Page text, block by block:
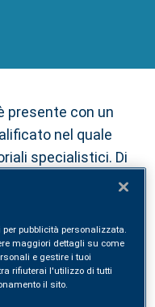
presente con un
nel quale
specialistici. Di
47921
pubblicità personalizzata.
maggiori dettagli su come
e gestire i tuoi
rifiuterai l'utilizzo di tutti
il sito.